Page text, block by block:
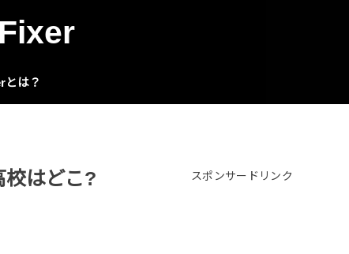
とは？
校はどこ? スポンサードリンク